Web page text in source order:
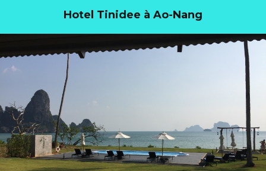
Hotel Tinidee à Ao-Nang